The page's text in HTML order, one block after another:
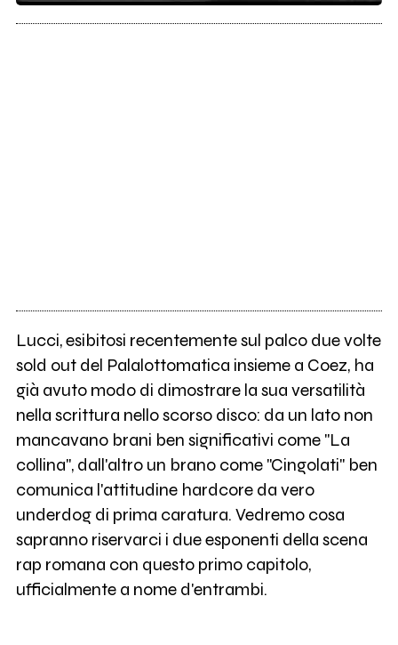
Lucci, esibitosi recentemente sul palco due volte
sold out del Palalottomatica insieme a Coez, ha
già avuto modo di dimostrare la sua versatilità
nella scrittura nello scorso disco: da un lato non
mancavano brani ben significativi come "La
collina", dall'altro un brano come "Cingolati" ben
comunica l'attitudine hardcore da vero
underdog di prima caratura. Vedremo cosa
sapranno riservarci i due esponenti della scena
rap romana con questo primo capitolo,
ufficialmente a nome d'entrambi.